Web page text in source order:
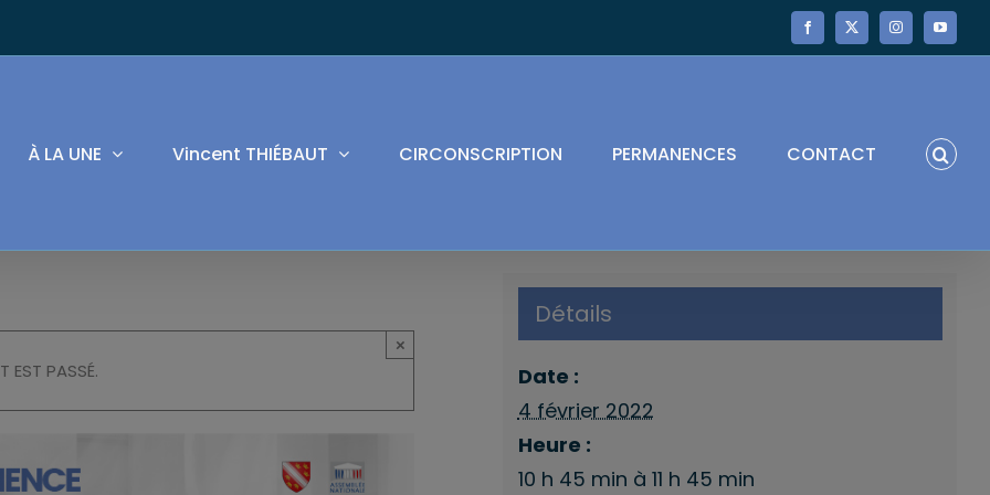
Facebook
X InstagramYouTube
À LA UNE Vincent THIÉBAUT CIRCONSCRIPTION PERMANENCES CONTACT
EST PASSÉ.
×
Détails
Date :
4 février 2022
Heure :
10 h 45 min à 11 h 45 min